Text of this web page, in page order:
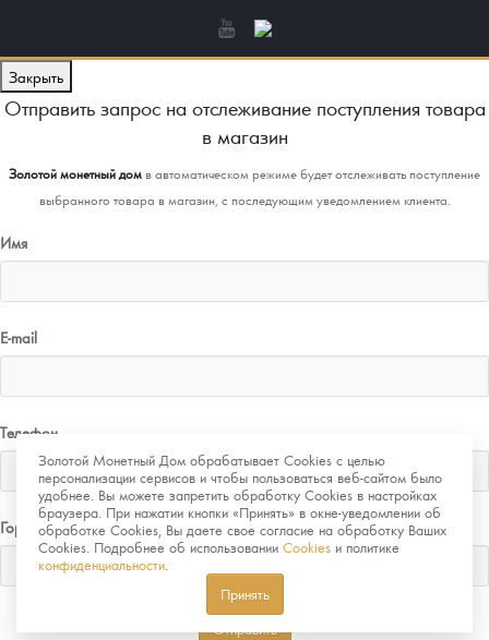
Золотой Монетный Дом обрабатывает Cookies с целью
персонализации сервисов и чтобы пользоваться веб-сайтом было
удобнее. Вы можете запретить обработку Cookies в настройках
браузера. При нажатии кнопки «Принять» в окне-уведомлении об
обработке Cookies, Вы даете свое согласие на обработку Ваших
Cookies. Подробнее об использовании Cookies и политике
конфиденциальности
Принять
Закрыть
Отправить запрос на отслеживание поступления товара
в магазин
Золотой монетный домв автоматическом режиме будет отслеживать поступление
выбранного товара в магазин, с последующим уведомлением клиента.
Имя
E-mail
Телефон
Город
Отправить